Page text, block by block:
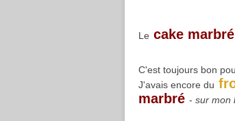
Le cake marbré
C'est toujours bon
J'avais encore du
marbré - sur mon